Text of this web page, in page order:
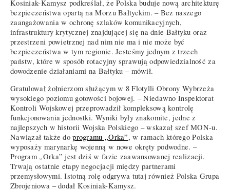
Kosiniak-Kamysz podkreślał, że Polska buduje nową architekturę
bezpieczeństwa opartą na Morzu Bałtyckim. – Bez naszego
zaangażowania w ochronę szlaków komunikacyjnych,
infrastruktury krytycznej znajdującej się na dnie Bałtyku oraz
przestrzeni powietrznej nad nim nie ma i nie może być
bezpieczeństwa w tym regionie. Jesteśmy jednym z trzech
państw, które w sposób rotacyjny sprawują odpowiedzialność za
dowodzenie działaniami na Bałtyku – mówił.
Gratulował żołnierzom służącym w 8 Flotylli Obrony Wybrzeża
wysokiego poziomu gotowości bojowej. – Niedawno Inspektorat
Kontroli Wojskowej przeprowadził kompleksową kontrolę
funkcjonowania jednostki. Wyniki były znakomite, jedne z
najlepszych w historii Wojska Polskiego – wskazał szef MON-u.
Nawiązał także doprogramu „Orka”, w ramach którego Polska
wyposaży marynarkę wojenną w nowe okręty podwodne. –
Program „Orka” jest dziś w fazie zaawansowanej realizacji.
Trwają ostatnie etapy negocjacji między partnerami
przemysłowymi. Istotną rolę odgrywa tutaj również Polska Grupa
Zbrojeniowa – dodał Kosiniak-Kamysz.